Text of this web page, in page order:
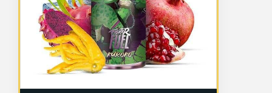
à
15,99 €